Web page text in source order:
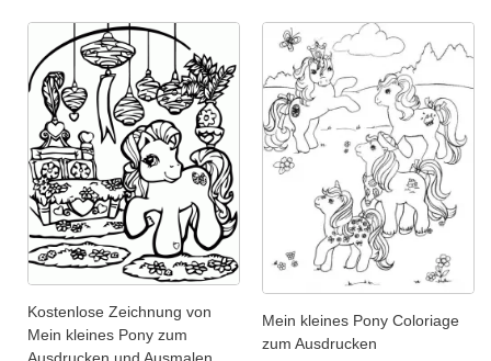
Kostenlose Zeichnung von
Mein kleines Pony zum
Mein kleines Pony Coloriage
zum Ausdrucken